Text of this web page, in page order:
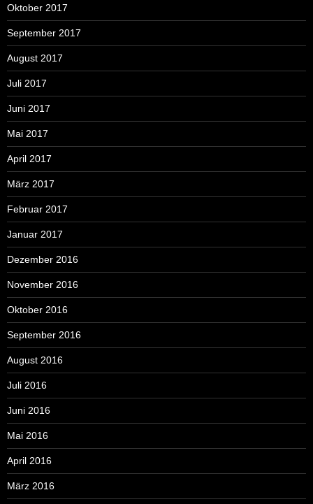
Oktober 2017
September 2017
August 2017
Juli 2017
Juni 2017
Mai 2017
April 2017
März 2017
Februar 2017
Januar 2017
Dezember 2016
November 2016
Oktober 2016
September 2016
August 2016
Juli 2016
Juni 2016
Mai 2016
April 2016
März 2016